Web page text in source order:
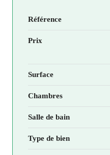
Référence
Prix
Surface
Chambres
Salle de bain
Type de bien